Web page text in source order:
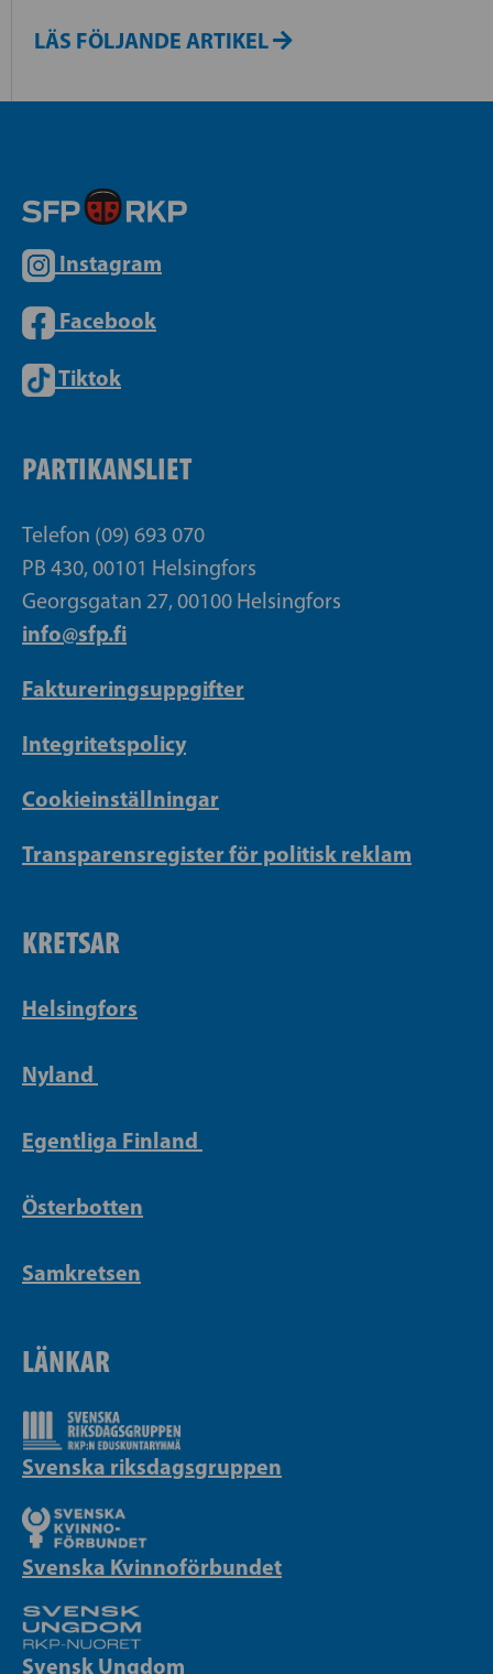
LÄS FÖLJANDE ARTIKEL
Instagram
Facebook
Tiktok
PARTIKANSLIET
Telefon (09) 693 070
PB 430, 00101 Helsingfors
Georgsgatan 27, 00100 Helsingfors
info@sfp.fi
Faktureringsuppgifter
Integritetspolicy
Cookieinställningar
Transparensregister för politisk reklam
KRETSAR
Helsingfors
Nyland
Egentliga Finland
Österbotten
Samkretsen
LÄNKAR
Svenska riksdagsgruppen
Svenska Kvinnoförbundet
Svensk Ungdom